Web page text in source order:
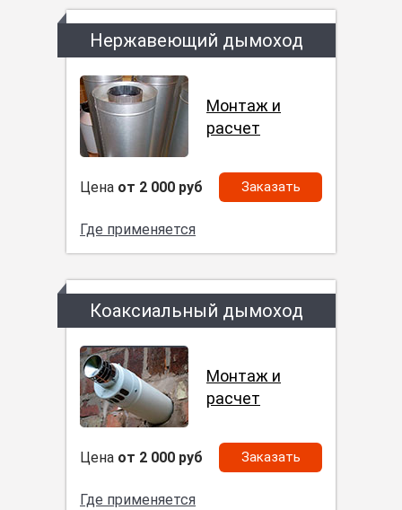
Нержавеющий дымоход
Монтаж и
расчет
Цена от 2 000 руб Заказать
Где применяется
Коаксиальный дымоход
Монтаж и
расчет
Цена от 2 000 руб Заказать
Где применяется